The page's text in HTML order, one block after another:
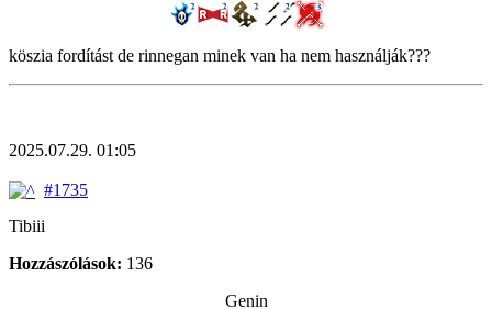
köszia fordítást de rinnegan minek van ha nem használják???
2025.07.29. 01:05
#1735
Tibiii
Hozzászólások: 136
Genin